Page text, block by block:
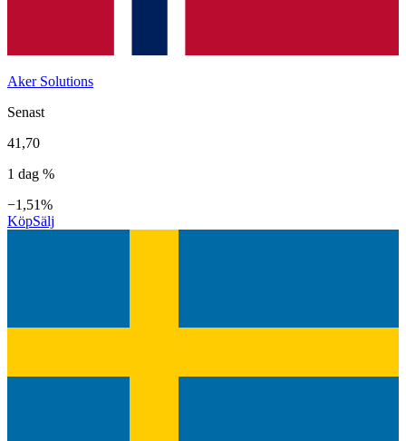
Aker Solutions
Senast
41,70
1 dag %
−1,51%
KöpSälj